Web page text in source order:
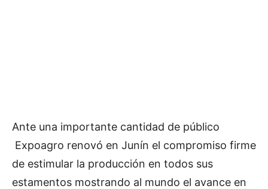
Ante una importante cantidad de público
Expoagro renovó en Junín el compromiso firme
de estimular la producción en todos sus
estamentos mostrando al mundo el avance en